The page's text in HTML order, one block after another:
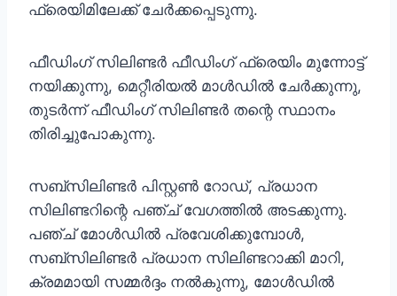
ഫ്രെയിമിലേക്ക് ചേർക്കപ്പെടുന്നു.
ഫീഡിംഗ് സിലിണ്ടർ ഫീഡിംഗ് ഫ്രെയിം മുന്നോട്ട്
നയിക്കുന്നു, മെറ്റീരിയൽ മാൾഡിൽ ചേർക്കുന്നു,
തുടർന്ന് ഫീഡിംഗ് സിലിണ്ടർ തന്റെ സ്ഥാനം
തിരിച്ചുപോകുന്നു.
സബ്സിലിണ്ടർ പിസ്റ്റൺ റോഡ്, പ്രധാന
സിലിണ്ടറിന്റെ പഞ്ച് വേഗത്തിൽ അടക്കുന്നു.
പഞ്ച് മോൾഡിൽ പ്രവേശിക്കുമ്പോൾ,
സബ്സിലിണ്ടർ പ്രധാന സിലിണ്ടറാക്കി മാറി,
ക്രമമായി സമ്മർദ്ദം നൽകുന്നു, മോൾഡിൽ